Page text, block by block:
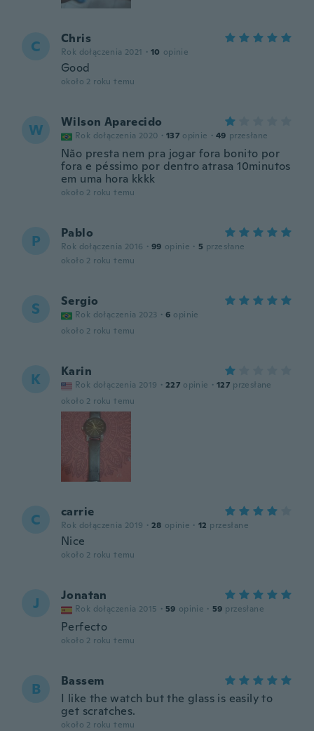
C Chris
Rok dołączenia 2021 · 10 opinie
Good
około 2 roku temu
W Wilson Aparecido
Rok dołączenia 2020 · 137 opinie · 49 przesłane
Não presta nem pra jogar fora bonito por
fora e péssimo por dentro atrasa 10minutos
em uma hora kkkk
około 2 roku temu
P Pablo
Rok dołączenia 2016 · 99 opinie · 5 przesłane
około 2 roku temu
S Sergio
Rok dołączenia 2023 · 6 opinie
około 2 roku temu
K Karin
Rok dołączenia 2019 · 227 opinie · 127 przesłane
około 2 roku temu
C carrie
Rok dołączenia 2019 · 28 opinie · 12 przesłane
Nice
około 2 roku temu
J Jonatan
Rok dołączenia 2015 · 59 opinie · 59 przesłane
Perfecto
około 2 roku temu
B
Bassem
I like the watch but the glass is easily to
get scratches.
około 2 roku temu